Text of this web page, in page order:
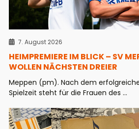
7. August 2026
HEIMPREMIERE IM BLICK – SV
WOLLEN NÄCHSTEN DREIER
Meppen (pm). Nach dem
Spielzeit steht für die Frauen des ...